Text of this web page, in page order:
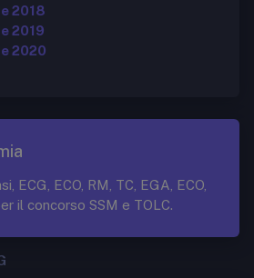
2018
2019
2020
ECG, ECO, RM, TC, EGA, ECO,
il concorso SSM e TOLC.